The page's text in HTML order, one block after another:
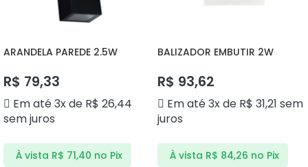
ARANDELA PAREDE 2.5W
R$ 79,33
Em até 3x de R$ 26,44
sem juros
À vista R$ 71,40 no Pix
BALIZADOR EMBUTIR 2W
R$ 93,62
Em até 3x de R$ 31,21 sem
juros
À vista R$ 84,26 no Pix